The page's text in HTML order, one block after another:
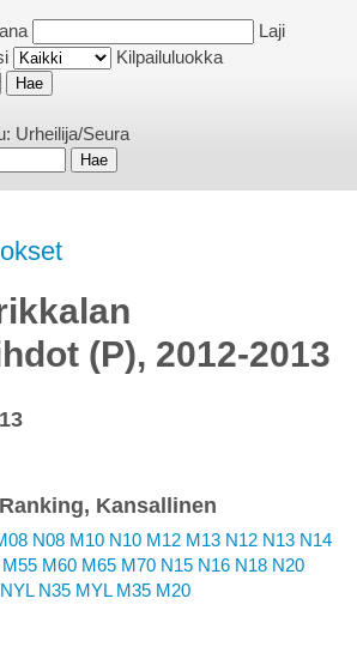
Laji
Kilpailuluokka
Urheilija/Seura
(P), 2012-2013
Kansallinen
N08 M10 N10 M12 M13 N12 N13 N14
M55 M60 M65 M70 N15 N16 N18 N20
NYL N35 MYL M35 M20